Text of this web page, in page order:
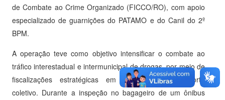
de Combate ao Crime Organizado (FICCO/RO), com apoio
especializado de guarnições do PATAMO e do Canil do 2º
BPM.
A operação teve como objetivo intensificar o combate ao
tráfico interestadual e intermunicipal de drogas, por meio de
fiscalizações estratégicas em veículos de transporte
coletivo. Durante a inspeção no bagageiro de um ônibus